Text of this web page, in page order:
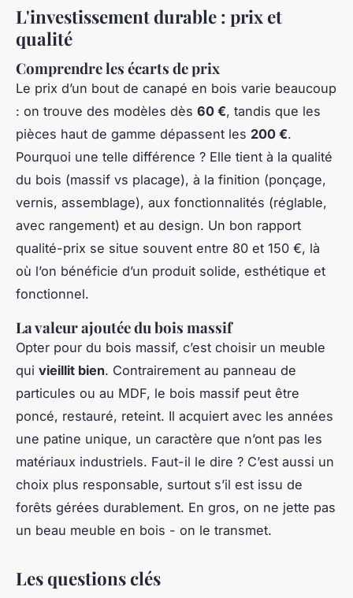
L'investissement durable : prix et
qualité
Comprendre les écarts de prix
Le prix d’un bout de canapé en bois varie beaucoup
: on trouve des modèles dès 60 €, tandis que les
pièces haut de gamme dépassent les 200 €.
Pourquoi une telle différence ? Elle tient à la qualité
du bois (massif vs placage), à la finition (ponçage,
vernis, assemblage), aux fonctionnalités (réglable,
avec rangement) et au design. Un bon rapport
qualité-prix se situe souvent entre 80 et 150 €, là
où l’on bénéficie d’un produit solide, esthétique et
fonctionnel.
La valeur ajoutée du bois massif
Opter pour du bois massif, c’est choisir un meuble
qui vieillit bien. Contrairement au panneau de
particules ou au MDF, le bois massif peut être
poncé, restauré, reteint. Il acquiert avec les années
une patine unique, un caractère que n’ont pas les
matériaux industriels. Faut-il le dire ? C’est aussi un
choix plus responsable, surtout s’il est issu de
forêts gérées durablement. En gros, on ne jette pas
un beau meuble en bois - on le transmet.
Les questions clés